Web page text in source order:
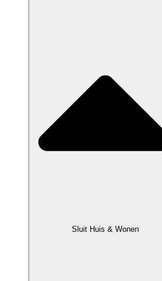
Sluit Huis & Wonen